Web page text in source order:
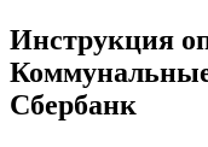
Инструкция
Сбербанк